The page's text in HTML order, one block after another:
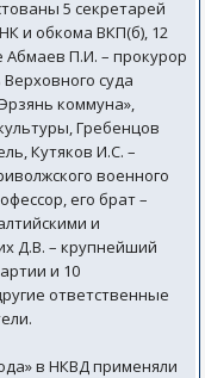
5 секретарей
и обкома ВКП(б), 12
Абмаев П.И. – прокурор
суда
коммуна»,
Гребенцов
Кутяков И.С. –
военного
его брат –
и
Д.В. – крупнейший
и 10
ответственные
в НКВД применяли